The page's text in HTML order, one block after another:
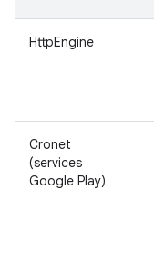
HttpEngine
Cronet
(services
Google Play)